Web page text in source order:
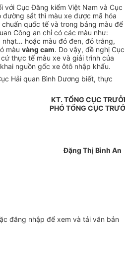
với Cục Đăng kiểm Việt Nam và Cục
sắt thì màu xe được mã hóa
quốc tế và trong bảng màu để
Công an chỉ có các màu như:
hoặc màu đỏ đen, đỏ trắng,
màu vàng cam. Do vậy, đề nghị Cục
thực tế màu xe và giải trình của
nguồn gốc xe ôtô nhập khẩu.
Hải quan Bình Dương biết, thực
KT. TỔNG CỤC
PHÓ TỔNG CỤC
Đặng Thị Bình An
đăng nhập để xem và tải văn bản